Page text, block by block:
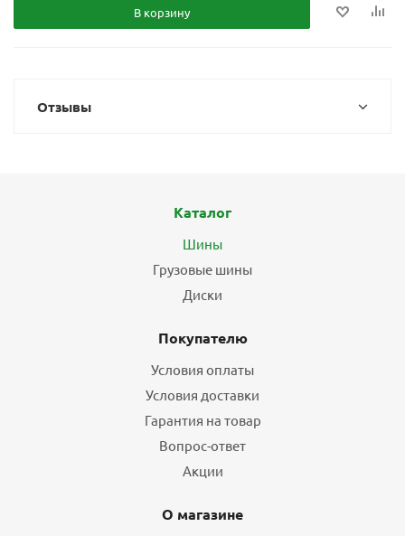
В корзину
Отзывы
Каталог
Шины
Грузовые шины
Диски
Покупателю
Условия оплаты
Условия доставки
Гарантия на товар
Вопрос-ответ
Акции
О магазине